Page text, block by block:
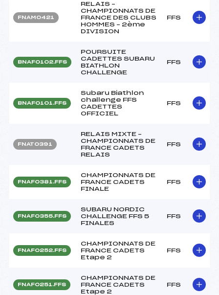
FNAM0421
RELAIS –
CHAMPIONNATS DE
FRANCE DES CLUBS
HOMMES – 2ème
DIVISION
FFS
BNAF0102.FFS
POURSUITE
CADETTES SUBARU
BIATHLON
CHALLENGE
FFS
BNAF0101.FFS
Subaru Biathlon
challenge FFS
CADETTES
OFFICIEL
FFS
FNAT0391
RELAIS MIXTE –
CHAMPIONNATS DE
FRANCE CADETS
RELAIS
FFS
FNAF0381.FFS
CHAMPIONNATS DE
FRANCE CADETS
FINALE
FFS
FNAF0355.FFS
SUBARU NORDIC
CHALLENGE FFS 5
FINALES
FFS
FNAF0252.FFS
CHAMPIONNATS DE
FRANCE CADETS
Etape 2
FFS
FNAF0251.FFS
CHAMPIONNATS DE
FRANCE CADETS
Etape 2
FFS